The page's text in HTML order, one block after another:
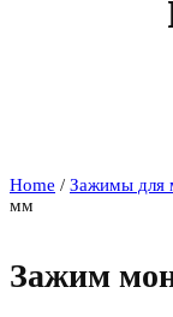
Home / Зажимы для
мм
Зажим